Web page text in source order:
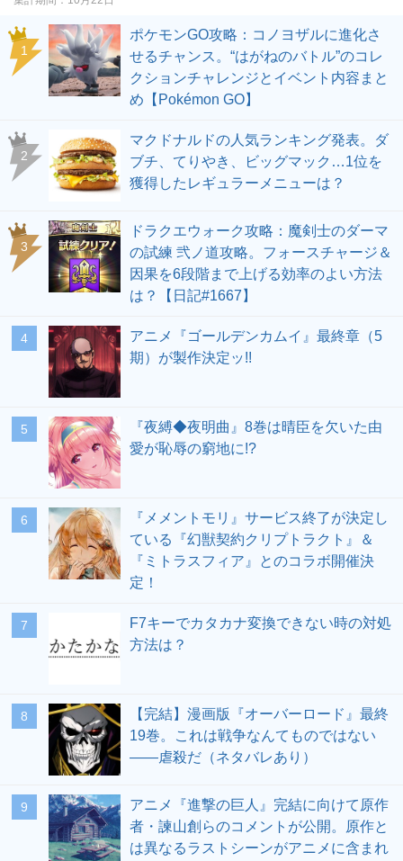
ポケモンGO攻略：コノヨザルに進化さ
せるチャンス。“はがねのバトル”のコレ
クションチャレンジとイベント内容まと
め【Pokémon GO】
マクドナルドの人気ランキング発表。ダ
ブチ、てりやき、ビッグマック…1位を
獲得したレギュラーメニューは？
ドラクエウォーク攻略：魔剣士のダーマ
の試練 弐ノ道攻略。フォースチャージ＆
因果を6段階まで上げる効率のよい方法
は？【日記#1667】
アニメ『ゴールデンカムイ』最終章（5
期）が製作決定ッ!!
『夜縛◆夜明曲』8巻は晴臣を欠いた由
愛が恥辱の窮地に!?
『メメントモリ』サービス終了が決定し
ている『幻獣契約クリプトラクト』＆
『ミトラスフィア』とのコラボ開催決
定！
F7キーでカタカナ変換できない時の対処
方法は？
【完結】漫画版『オーバーロード』最終
19巻。これは戦争なんてものではない
――虐殺だ（ネタバレあり）
アニメ『進撃の巨人』完結に向けて原作
者・諫山創らのコメントが公開。原作と
は異なるラストシーンがアニメに含まれ